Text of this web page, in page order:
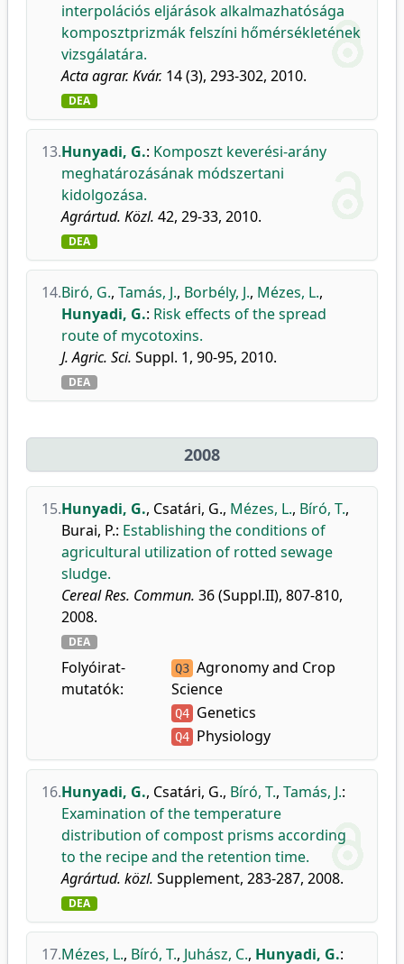
interpolációs eljárások alkalmazhatósága
komposztprizmák felszíni hőmérsékletének
vizsgálatára.
Acta agrar. Kvár. 14 (3), 293-302, 2010.
DEA
13.Hunyadi, G.: Komposzt keverési-arány
meghatározásának módszertani
kidolgozása.
Agrártud. Közl. 42, 29-33, 2010.
DEA
14.Biró, G., Tamás, J., Borbély, J., Mézes, L.,
Hunyadi, G.: Risk effects of the spread
route of mycotoxins.
J. Agric. Sci. Suppl. 1, 90-95, 2010.
DEA
2008
15.Hunyadi, G., Csatári, G., Mézes, L., Bíró, T.,
Burai, P.: Establishing the conditions of
agricultural utilization of rotted sewage
sludge.
Cereal Res. Commun. 36 (Suppl.II), 807-810,
2008.
DEA
Folyóirat-
mutatók:
Q3 Agronomy and Crop
Science
Q4 Genetics
Q4 Physiology
16.Hunyadi, G., Csatári, G., Bíró, T., Tamás, J.:
Examination of the temperature
distribution of compost prisms according
to the recipe and the retention time.
Agrártud. közl. Supplement, 283-287, 2008.
DEA
17.Mézes, L., Bíró, T., Juhász, C., Hunyadi, G.: